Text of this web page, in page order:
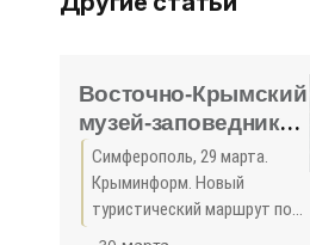
Восточно-Крымский
музей-заповедник
разработал тур по
античным городам
Боспора - «Туризм
Крыма»
Симферополь, 29 марта.
Крыминформ. Новый
туристический маршрут по
античным городам